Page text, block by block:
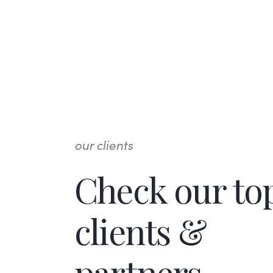
our clients
Check our
clients &